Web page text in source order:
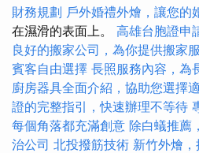
財務規劃 戶外婚禮外燴，讓您的
在濕滑的表面上。 高雄台胞證申
良好的搬家公司，為你提供搬家
賓客自由選擇 長照服務內容，為
廚房器具全面介紹，協助您選擇
證的完整指引，快速辦理不等待
每個角落都充滿創意 除白蟻推薦
治公司 北投撥筋技術 新竹外燴